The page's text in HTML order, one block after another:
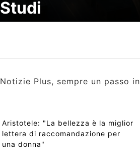
Studi
Notizie Plus, sempre un passo
Aristotele: "La bellezza è la miglior
lettera di raccomandazione per
una donna"